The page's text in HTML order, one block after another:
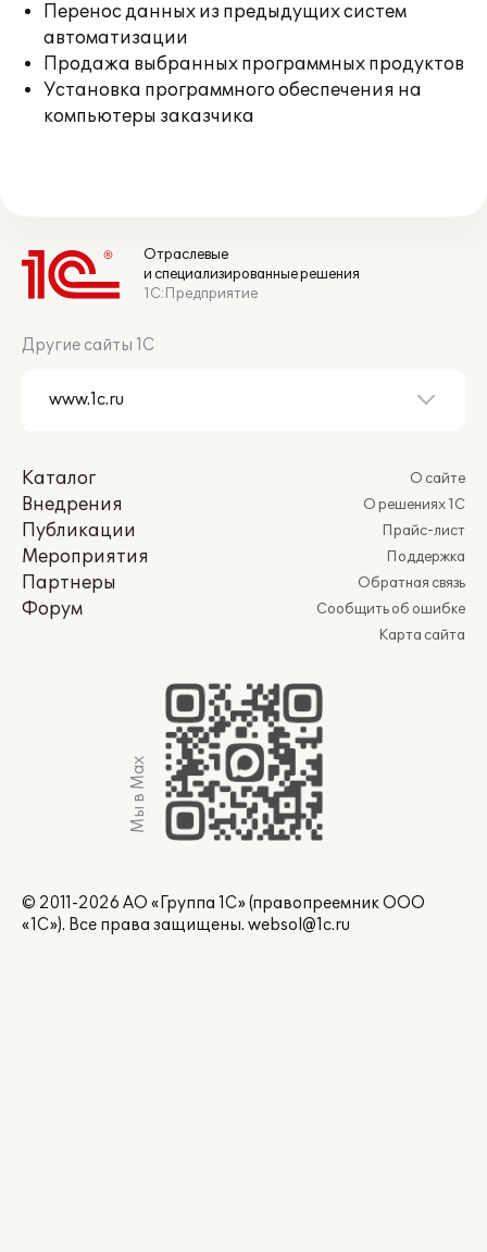
Перенос данных из предыдущих систем
автоматизации
Продажа выбранных программных продуктов
Установка программного обеспечения на
компьютеры заказчика
Отраслевые
и специализированные решения
1С:Предприятие
Другие сайты 1С
Каталог
Внедрения
Публикации
Мероприятия
Партнеры
Форум
О сайте
О решениях 1С
Прайс-лист
Поддержка
Обратная связь
Сообщить об ошибке
Карта сайта
Мы в Max
© 2011-2026 АО «Группа 1С» (правопреемник ООО
«1С»). Все права защищены. websol@1c.ru